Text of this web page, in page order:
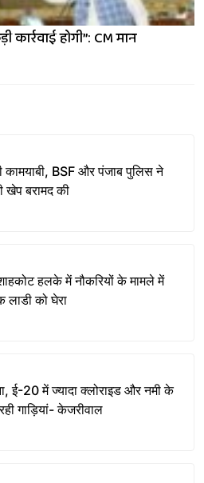
होगी”: CM मान
कामयाबी, BSF और पंजाब पुलिस ने
खेप बरामद की
हलके में नौकरियों के मामले में
लाडी को घेरा
ई-20 में ज्यादा क्लोराइड और नमी के
गाड़ियां- केजरीवाल